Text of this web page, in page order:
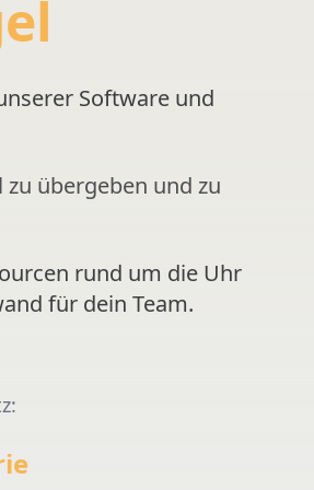
Software und
übergeben und zu
rund um die Uhr
für dein Team.